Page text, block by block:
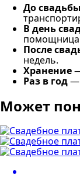
До свадьбы
В день
После
недель.
Хранение
Раз в год—
Может